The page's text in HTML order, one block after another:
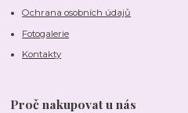
Ochrana osobních údajů
Fotogalerie
Kontakty
Proč nakupovat u nás